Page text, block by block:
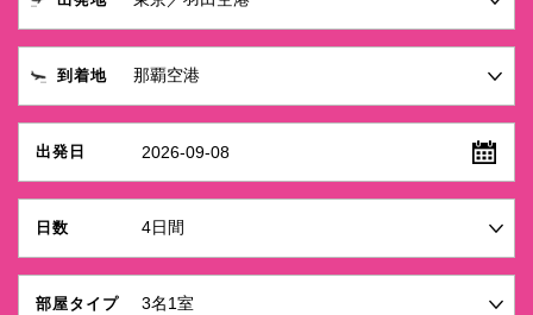
到着地
出発日 2026-09-08
日数
部屋タイプ